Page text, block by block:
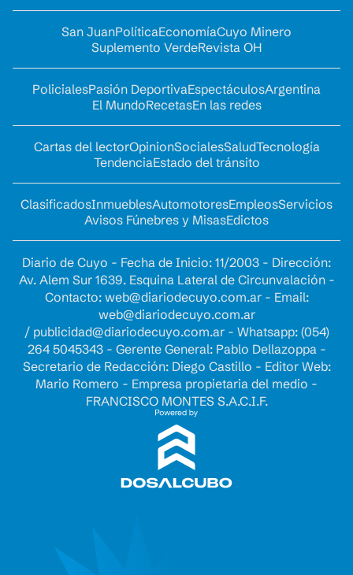
San JuanPolíticaEconomíaCuyo Minero
Suplemento VerdeRevista OH
PolicialesPasión DeportivaEspectáculosArgentina
El MundoRecetasEn las redes
Cartas del lectorOpinionSocialesSaludTecnología
TendenciaEstado del tránsito
ClasificadosInmueblesAutomotoresEmpleosServicios
Avisos Fúnebres y MisasEdictos
Diario de Cuyo - Fecha de Inicio: 11/2003 - Dirección:
Av. Alem Sur 1639. Esquina Lateral de Circunvalación -
Contacto: web@diariodecuyo.com.ar- Email:
web@diariodecuyo.com.ar
/ publicidad@diariodecuyo.com.ar- Whatsapp: (054)
264 5045343 - Gerente General: Pablo Dellazoppa -
Secretario de Redacción: Diego Castillo - Editor Web:
Mario Romero - Empresa propietaria del medio -
FRANCISCO MONTES S.A.C.I.F.